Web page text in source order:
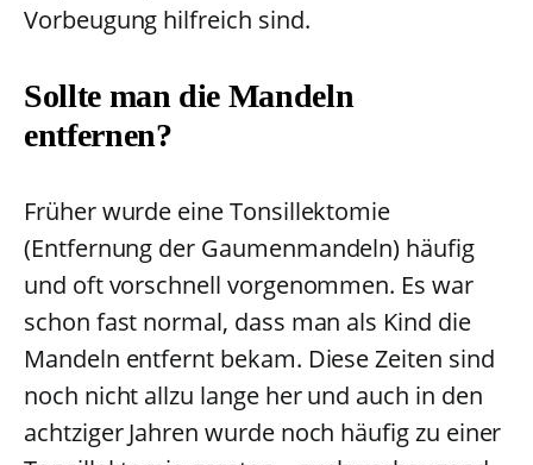
Vorbeugung hilfreich sind.
Sollte man die Mandeln
entfernen?
Früher wurde eine Tonsillektomie
(Entfernung der Gaumenmandeln) häufig
und oft vorschnell vorgenommen. Es war
schon fast normal, dass man als Kind die
Mandeln entfernt bekam. Diese Zeiten sind
noch nicht allzu lange her und auch in den
achtziger Jahren wurde noch häufig zu einer